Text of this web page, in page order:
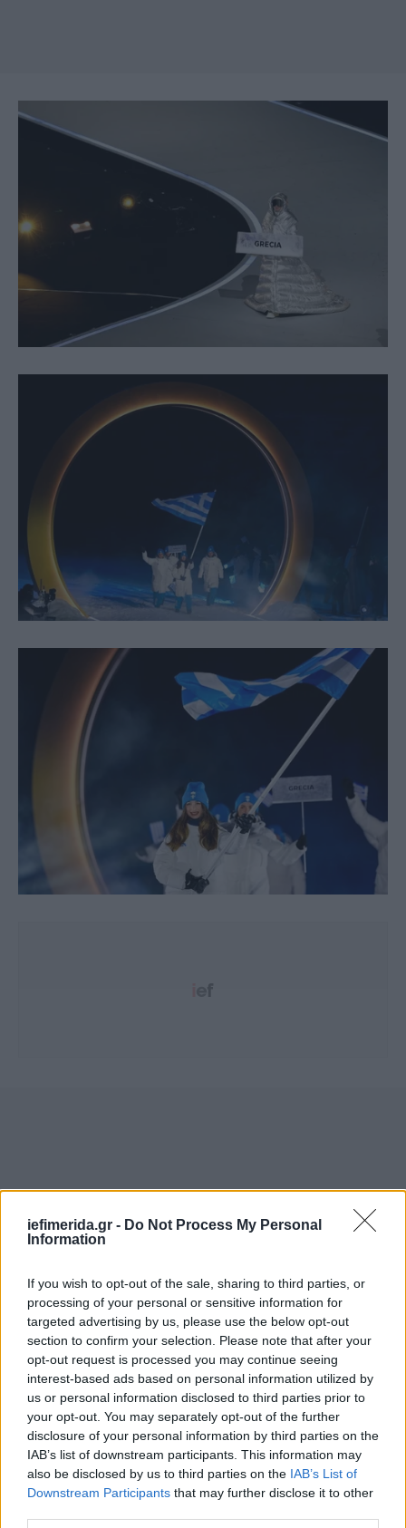
iefimerida.gr - Do Not Process My Personal
Information
If you wish to opt-out of the sale, sharing to third parties, or
processing of your personal or sensitive information for
targeted advertising by us, please use the below opt-out
section to confirm your selection. Please note that after your
opt-out request is processed you may continue seeing
interest-based ads based on personal information utilized by
us or personal information disclosed to third parties prior to
your opt-out. You may separately opt-out of the further
disclosure of your personal information by third parties on the
IAB’s list of downstream participants. This information may
also be disclosed by us to third parties on the IAB’s List of
Downstream Participants that may further disclose it to other